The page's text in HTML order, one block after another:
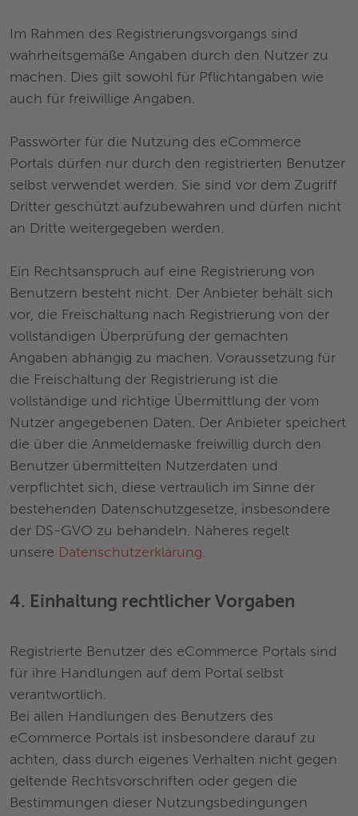
Im Rahmen des Registrierungsvorgangs sind
wahrheitsgemäße Angaben durch den Nutzer zu
machen. Dies gilt sowohl für Pflichtangaben wie
auch für freiwillige Angaben.
Passwörter für die Nutzung des eCommerce
Portals dürfen nur durch den registrierten Benutzer
selbst verwendet werden. Sie sind vor dem Zugriff
Dritter geschützt aufzubewahren und dürfen nicht
an Dritte weitergegeben werden.
Ein Rechtsanspruch auf eine Registrierung von
Benutzern besteht nicht. Der Anbieter behält sich
vor, die Freischaltung nach Registrierung von der
vollständigen Überprüfung der gemachten
Angaben abhängig zu machen. Voraussetzung für
die Freischaltung der Registrierung ist die
vollständige und richtige Übermittlung der vom
Nutzer angegebenen Daten. Der Anbieter speichert
die über die Anmeldemaske freiwillig durch den
Benutzer übermittelten Nutzerdaten und
verpflichtet sich, diese vertraulich im Sinne der
bestehenden Datenschutzgesetze, insbesondere
der DS-GVO zu behandeln. Näheres regelt
unsere Datenschutzerklärung.
4. Einhaltung rechtlicher Vorgaben
Registrierte Benutzer des eCommerce Portals sind
für ihre Handlungen auf dem Portal selbst
verantwortlich.
Bei allen Handlungen des Benutzers des
eCommerce Portals ist insbesondere darauf zu
achten, dass durch eigenes Verhalten nicht gegen
geltende Rechtsvorschriften oder gegen die
Bestimmungen dieser Nutzungsbedingungen